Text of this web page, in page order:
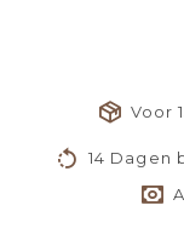
Voor
14 Dagen